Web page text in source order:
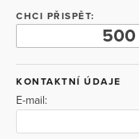
otevřenou diskusi a
okamžitých a
CHCI PŘISPĚT:
KONTAKTNÍ ÚDAJE
E-mail: